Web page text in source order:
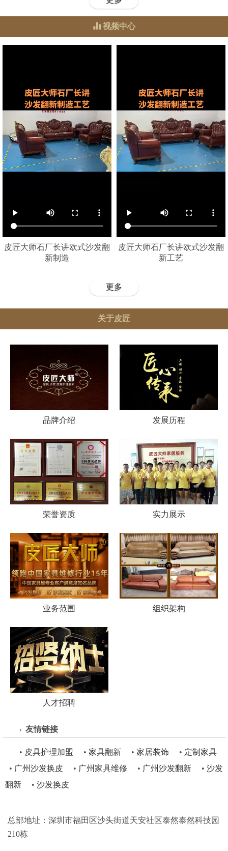
视频中心
皮匠大师石厂长讲欧式沙发翻
新制造
皮匠大师石厂长讲欧式沙发翻
新工艺
更多
关于皮匠
品牌介绍 发展历程
荣誉资质 实力展示
业务范围 组织架构
人才招聘
友情链接
• 皮具护理加盟 • 家具翻新• 家居装饰 • 定制家具
• 广州沙发换皮 • 广州家具维修 • 广州沙发翻新• 沙发
翻新• 沙发换皮
总部地址：深圳市福田区沙头街道天安社区泰然泰然科技园
210栋